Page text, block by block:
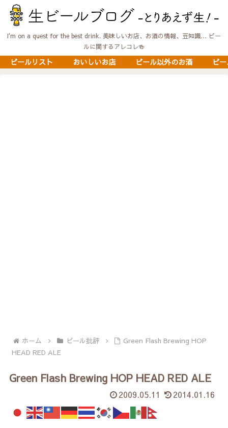
I'm on a quest for the best drink. 美味しいお店、お酒の情報、豆知識… ビー
ルに関するアレコレ🍻
ビールリスト おいしいお店 ビール以外のお酒 ビ
ホーム ビール批評
Green Flash Brewing HOP
HEAD RED ALE
Green Flash Brewing HOP HEAD RED ALE
2009.05.11 2014.01.16